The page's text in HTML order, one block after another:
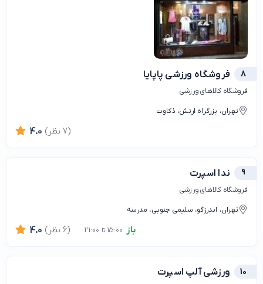
8 فروشگاه ورزشی پاپایا
فروشگاه کالاهای ورزشی
تهران، بزرگراه ارتش، ذکاوت
4.0 (7 نظر)
9 ندا اسپرت
فروشگاه کالاهای ورزشی
تهران، اندرزگو، سلیمی جنوبی، مدرسه
باز 4.0 (6 نظر)
10 ورزشي آلپ اسپرت